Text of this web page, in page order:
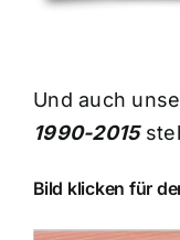
Und auch
1990-2015
Bild klicken für